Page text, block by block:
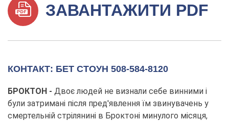
ЗАВАНТАЖИТИ PDF
КОНТАКТ: БЕТ СТОУН 508-584-8120
БРОКТОН - Двоє людей не визнали себе винними і
були затримані після пред'явлення їм звинувачень у
смертельній стрілянині в Броктоні минулого місяця,